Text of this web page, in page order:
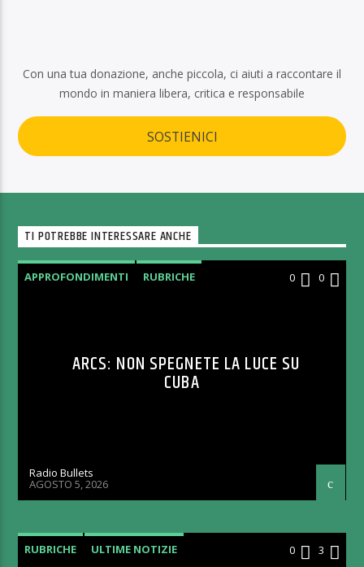
Con una tua donazione, anche piccola, ci aiuti a raccontare il
mondo in maniera libera, critica e responsabile
SOSTIENICI
TI POTREBBE INTERESSARE ANCHE
APPROFONDIMENTI RUBRICHE 0 0
ARCS: NON SPEGNETE LA LUCE SU
CUBA
Radio Bullets
AGOSTO 5, 2026
RUBRICHE ULTIME NOTIZIE 0 3